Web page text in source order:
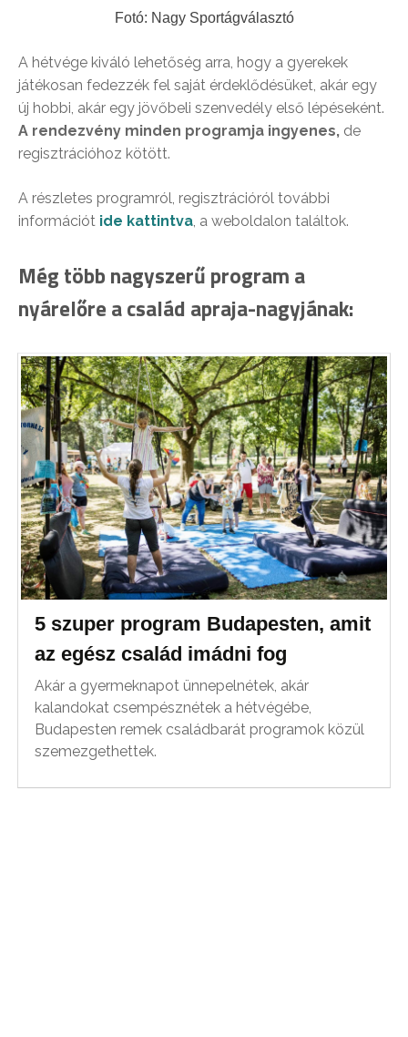
Fotó: Nagy Sportágválasztó
A hétvége kiváló lehetőség arra, hogy a gyerekek
játékosan fedezzék fel saját érdeklődésüket, akár egy
új hobbi, akár egy jövőbeli szenvedély első lépéseként.
A rendezvény minden programja ingyenes, de
regisztrációhoz kötött.
A részletes programról, regisztrációról további
információt ide kattintva , a weboldalon találtok.
Még több nagyszerű program a
nyárelőre a család apraja-nagyjának:
5 szuper program Budapesten, amit
az egész család imádni fog
Akár a gyermeknapot ünnepelnétek, akár
kalandokat csempésznétek a hétvégébe,
Budapesten remek családbarát programok közül
szemezgethettek.